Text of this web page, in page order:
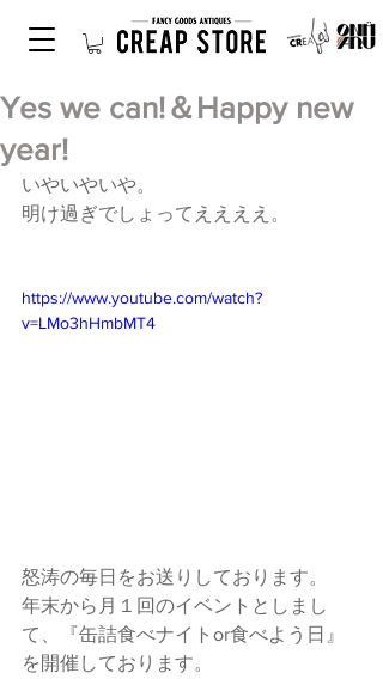
Yes we can!＆Happy new
year!
いやいやいや。
明け過ぎでしょってええええ。
https://www.youtube.com/watch?
v=LMo3hHmbMT4
怒涛の毎日をお送りしております。
年末から月１回のイベントとしまし
て、『缶詰食べナイトor食べよう日』
を開催しております。